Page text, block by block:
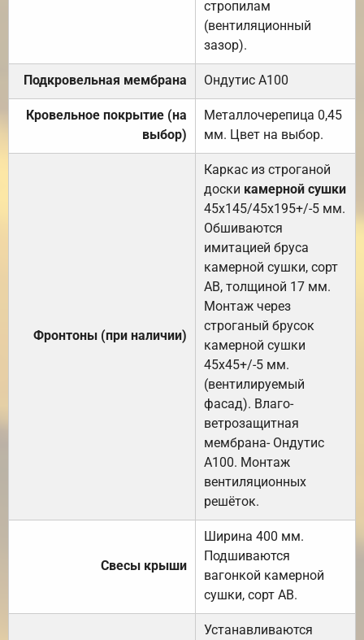
стропилам
(вентиляционный
зазор).
Подкровельная мембрана Ондутис А100
Кровельное покрытие (на
выбор)
Металлочерепица 0,45
мм. Цвет на выбор.
Фронтоны (при наличии)
Каркас из строганой
доски камерной сушки
45х145/45х195+/-5 мм.
Обшиваются
имитацией бруса
камерной сушки, сорт
АВ, толщиной 17 мм.
Монтаж через
строганый брусок
камерной сушки
45х45+/-5 мм.
(вентилируемый
фасад). Влаго-
ветрозащитная
мембрана- Ондутис
А100. Монтаж
вентиляционных
решёток.
Свесы крыши
Ширина 400 мм.
Подшиваются
вагонкой камерной
сушки, сорт АВ.
Устанавливаются